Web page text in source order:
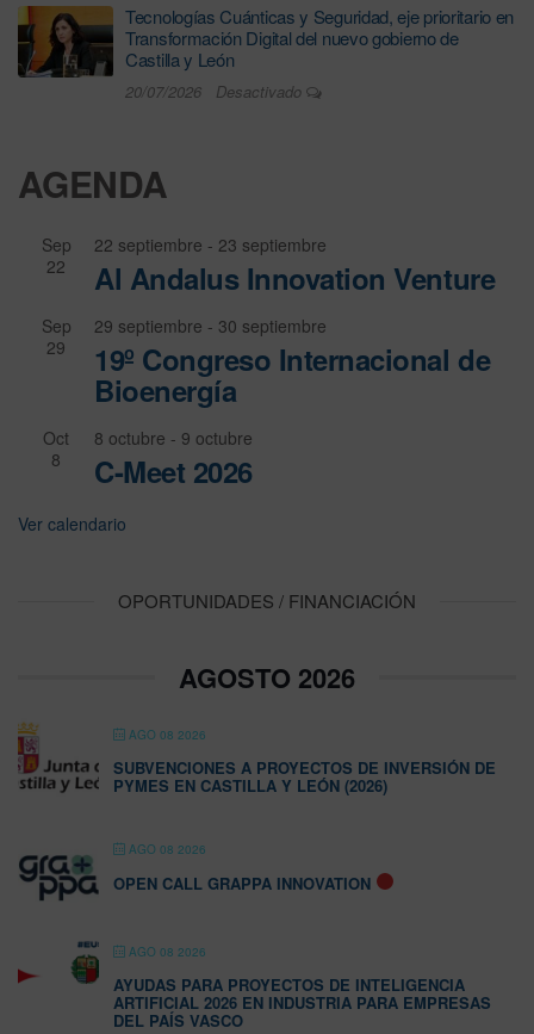
Tecnologías Cuánticas y Seguridad, eje prioritario en
Transformación Digital del nuevo gobierno de
Castilla y León
20/07/2026 Desactivado
AGENDA
Sep
22
22 septiembre - 23 septiembre
Al Andalus Innovation Venture
Sep
29
29 septiembre - 30 septiembre
19º Congreso Internacional de
Bioenergía
Oct
8
8 octubre - 9 octubre
C-Meet 2026
Ver calendario
OPORTUNIDADES / FINANCIACIÓN
AGOSTO 2026
AGO 08 2026
SUBVENCIONES A PROYECTOS DE INVERSIÓN DE
PYMES EN CASTILLA Y LEÓN (2026)
AGO 08 2026
OPEN CALL GRAPPA INNOVATION
AGO 08 2026
AYUDAS PARA PROYECTOS DE INTELIGENCIA
ARTIFICIAL 2026 EN INDUSTRIA PARA EMPRESAS
DEL PAÍS VASCO